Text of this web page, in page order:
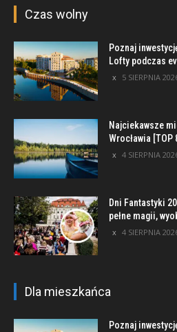
Czas wolny
Poznaj
Lofty podczas
5 SIERPNIA
Najciekawsze
Wrocławia [TOP
4 SIERPNIA
Dni Fantastyki
pełne magii,
4 SIERPNIA
Dla mieszkańca
Poznaj